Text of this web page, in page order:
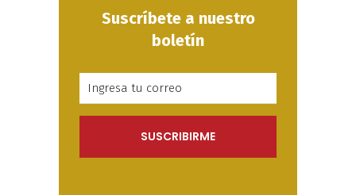
Suscríbete a nuestro
boletín